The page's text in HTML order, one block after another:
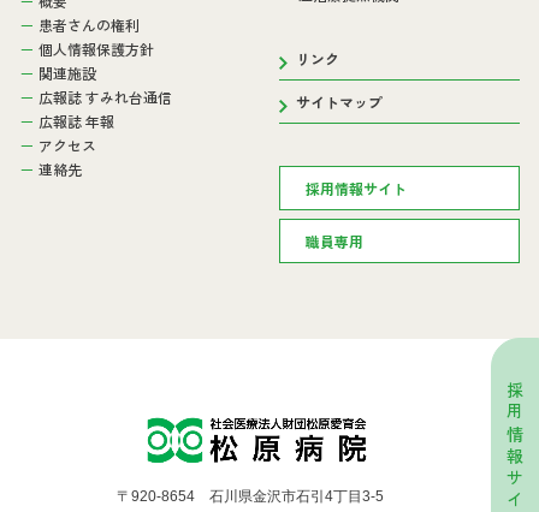
採用情報サイト
患者さんの権利
個人情報保護方針
関連施設
広報誌 すみれ台通信
広報誌 年報
アクセス
連絡先
リンク
サイトマップ
採用情報サイト
職員専用
〒920-8654 石川県金沢市石引4丁目3-5